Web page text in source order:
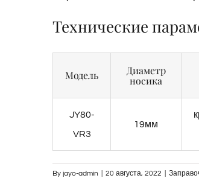
Технические
Модель
Диаметр
носика
JY80-
VR3
19мм
By jayo-admin 20 августа, 2022